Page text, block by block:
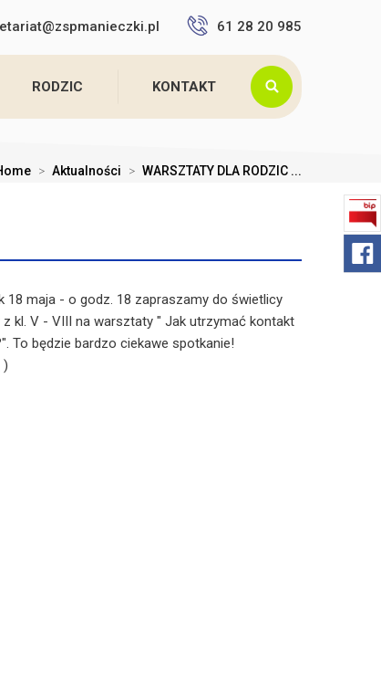
61 28 20 985
RODZIC KONTAKT
> Aktualności > WARSZTATY DLA RODZIC ...
18 maja - o godz. 18 zapraszamy do świetlicy
kl. V - VIII na warsztaty " Jak utrzymać kontakt
To będzie bardzo ciekawe spotkanie!
)